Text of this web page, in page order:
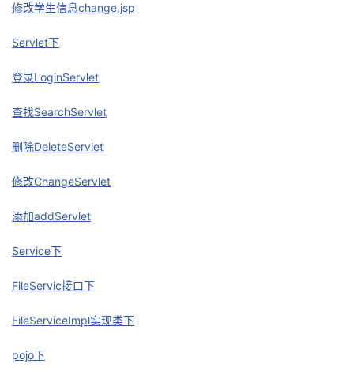
修改学生信息change.jsp
Servlet下
登录LoginServlet
查找SearchServlet
删除DeleteServlet
修改ChangeServlet
添加addServlet
Service下
FileServic接口下
FileServiceImpl实现类下
pojo下